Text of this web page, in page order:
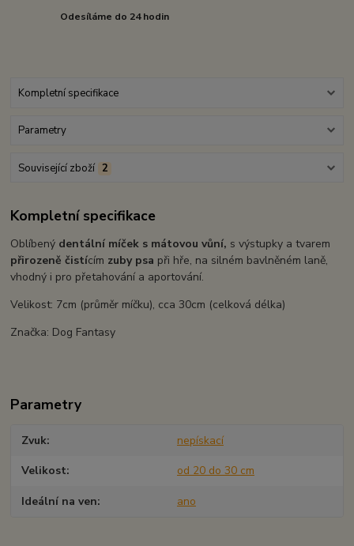
Odesíláme do 24 hodin
Kompletní specifikace
Parametry
Související zboží 2
Kompletní specifikace
Oblíbený dentální míček s mátovou vůní, s výstupky a tvarem
přirozeně čistícím zuby psa při hře, na silném bavlněném laně,
vhodný i pro přetahování a aportování.
Velikost: 7cm (průměr míčku), cca 30cm (celková délka)
Značka: Dog Fantasy
Parametry
Zvuk nepískací
Velikost od 20 do 30 cm
Ideální na ven ano